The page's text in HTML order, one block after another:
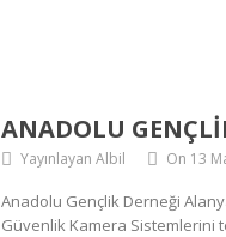
ANADOLU
Yayınlayan Albil On 13
Anadolu Gençlik Derneği
Güvenlik Kamera Sistemlerini